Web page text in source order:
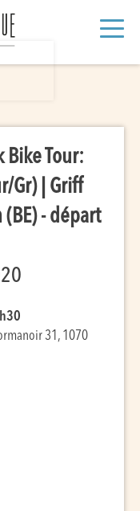
Bike Tour:
Gr) | Griff
(BE) - départ
31, 1070